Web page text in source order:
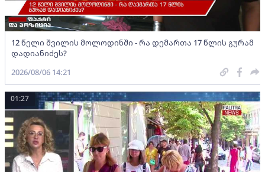
12 წელი შვილის მოლოდინში - რა დემართა 17 წლის გურამ
დადიანიძეს?
2026/08/06 14:21
01:27